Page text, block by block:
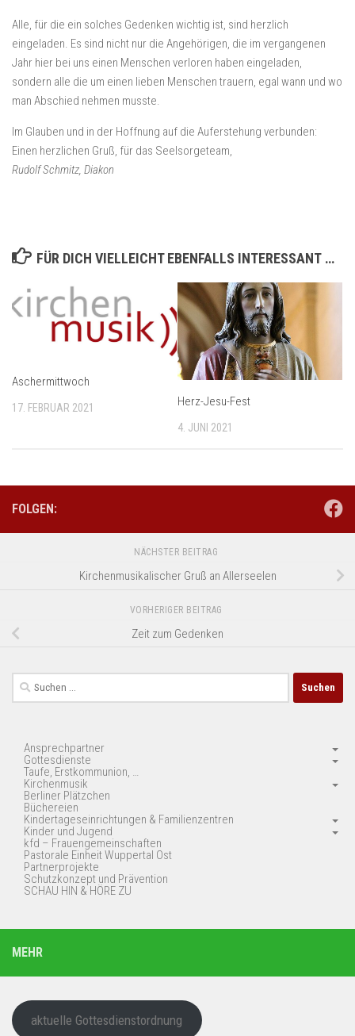
Alle, für die ein solches Gedenken wichtig ist, sind herzlich
eingeladen. Es sind nicht nur die Angehörigen, die im vergangenen
Jahr hier bei uns einen Menschen verloren haben eingeladen,
sondern alle die um einen lieben Menschen trauern, egal wann und wo
man Abschied nehmen musste.
Im Glauben und in der Hoffnung auf die Auferstehung verbunden:
Einen herzlichen Gruß, für das Seelsorgeteam,
Rudolf Schmitz, Diakon
FÜR DICH VIELLEICHT EBENFALLS INTERESSANT …
Aschermittwoch
17. FEBRUAR 2021 Herz-Jesu-Fest
4. JUNI 2021
FOLGEN:
NÄCHSTER BEITRAG
Kirchenmusikalischer Gruß an Allerseelen
VORHERIGER BEITRAG
Zeit zum Gedenken
Suchen
nach:
Ansprechpartner
Gottesdienste
Taufe, Erstkommunion, …
Kirchenmusik
Berliner Plätzchen
Büchereien
Kindertageseinrichtungen & Familienzentren
Kinder und Jugend
kfd – Frauengemeinschaften
Pastorale Einheit Wuppertal Ost
Partnerprojekte
Schutzkonzept und Prävention
SCHAU HIN & HÖRE ZU
MEHR
aktuelle Gottesdienstordnung